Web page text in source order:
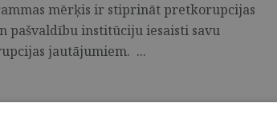
mērķis ir stiprināt pretkorupcijas
pašvaldību institūciju iesaisti savu
jautājumiem. ...